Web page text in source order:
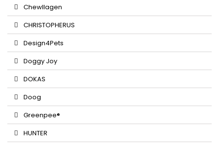
Chewllagen
CHRISTOPHERUS
Design4Pets
Doggy Joy
DOKAS
Doog
Greenpee®
HUNTER